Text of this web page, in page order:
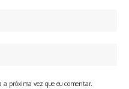
a próxima vez que eu comentar.